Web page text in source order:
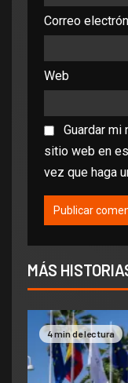
Correo
Web
Guardar mi
sitio web en
vez que haga
MÁS
4 min de lectura